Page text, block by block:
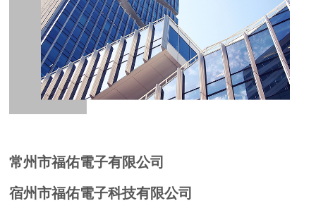
常州市福佑電子有限公司
宿州市福佑電子科技有限公司